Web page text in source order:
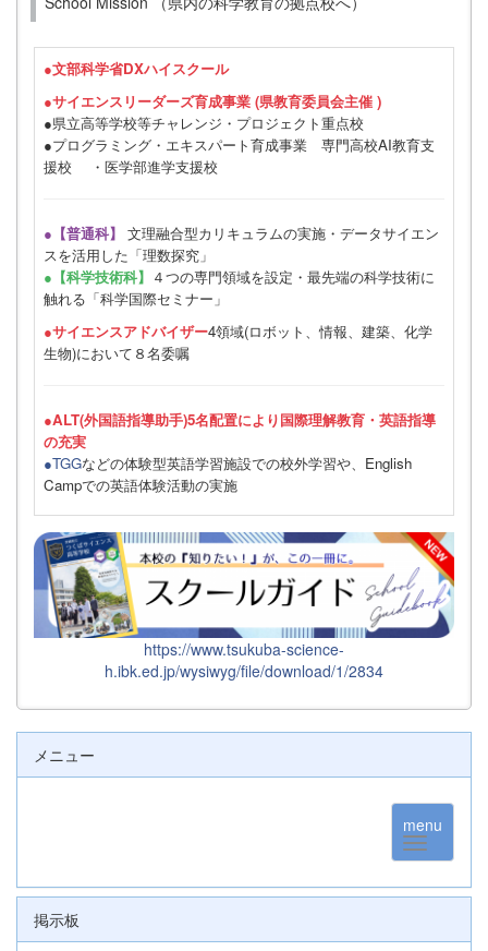
●文部科学省DXハイスクール
●サイエンスリーダーズ育成事業 (県教育委員会主催 )
●県立高等学校等チャレンジ・プロジェクト重点校
●プログラミング・エキスパート育成事業 専門高校AI教育支
援校 ・医学部進学支援校
●【普通科】 文理融合型カリキュラムの実施・データサイエン
スを活用した「理数探究」
●【科学技術科】 ４つの専門領域を設定・最先端の科学技術に
触れる「科学国際セミナー」
●サイエンスアドバイザー4領域(ロボット、情報、建築、化学
生物)において８名委嘱
●ALT(外国語指導助手)5名配置により国際理解教育・英語指導
の充実
●TGGなどの体験型英語学習施設での校外学習や、English
Campでの英語体験活動の実施
https://www.tsukuba-science-
h.ibk.ed.jp/wysiwyg/file/download/1/2834
メニュー
menu
掲示板